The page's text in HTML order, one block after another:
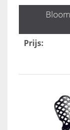
Prijs: